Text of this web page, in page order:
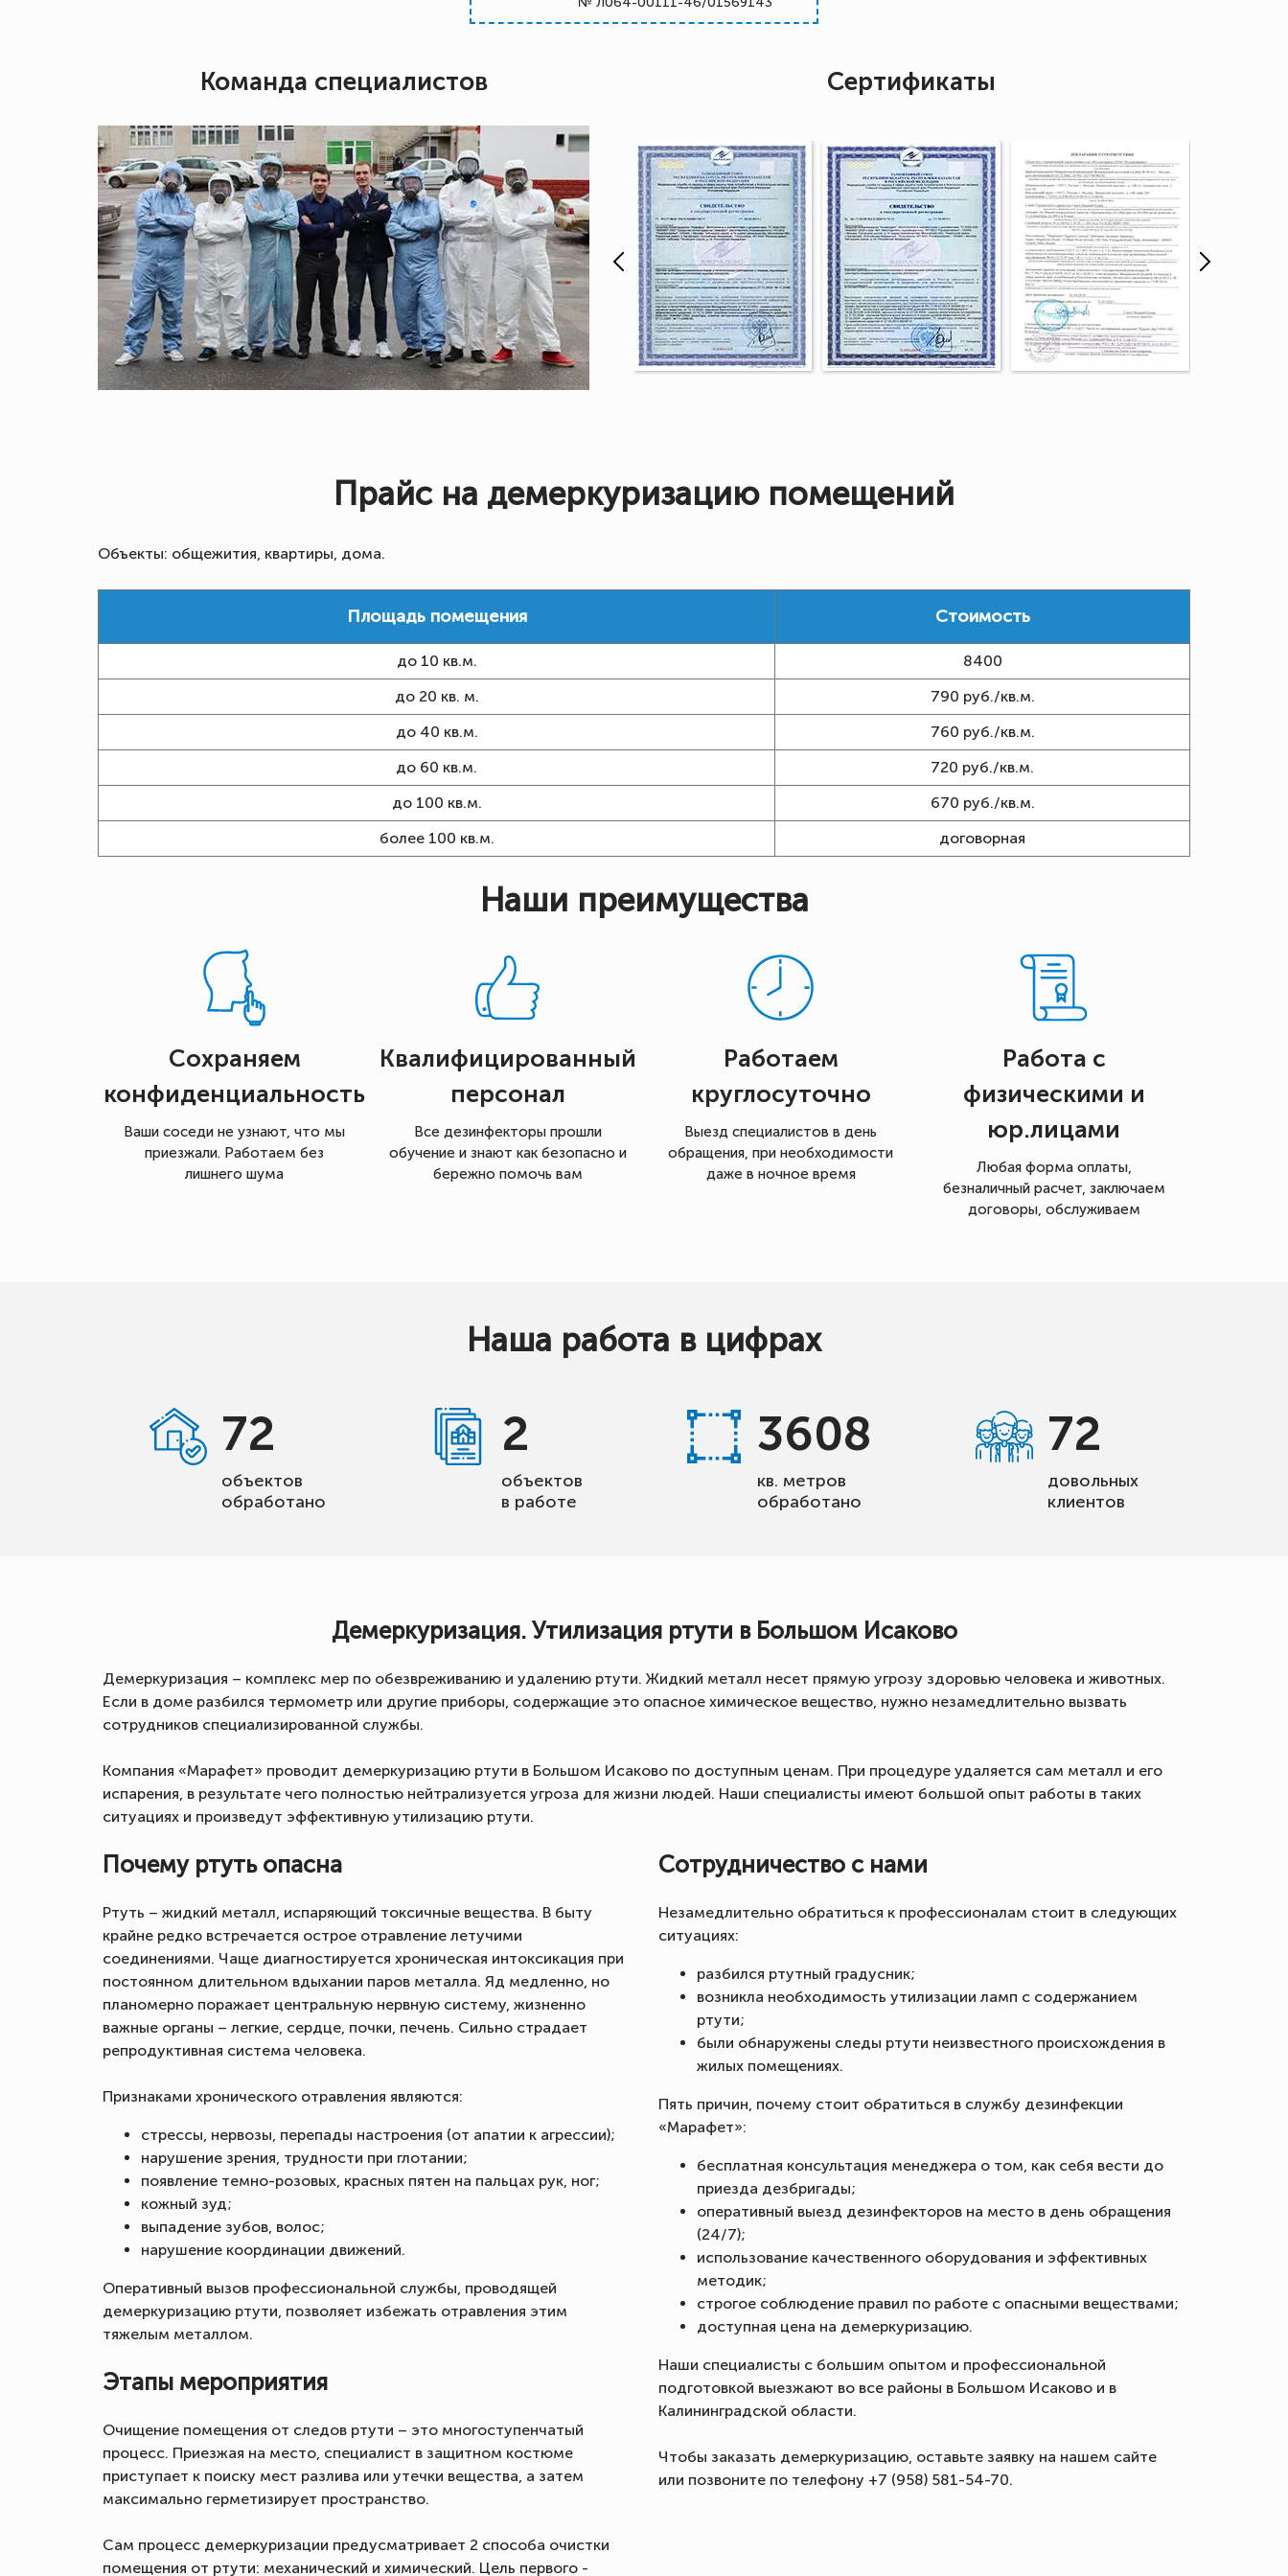
Команда специалистов Сертификаты
Прайс на демеркуризацию помещений
Объекты: общежития, квартиры, дома.
Площадь помещения Стоимость
до 10 кв.м.
8400
до 20 кв. м.
790 руб./кв.м.
до 40 кв.м.
760 руб./кв.м.
до 60 кв.м.
720 руб./кв.м.
до 100 кв.м.
670 руб./кв.м.
более 100 кв.м.
договорная
Наши преимущества
Сохраняем
конфиденциальность
Ваши соседи не узнают, что мы
приезжали. Работаем без
лишнего шума
Квалифицированный
персонал
Все дезинфекторы прошли
обучение и знают как безопасно и
бережно помочь вам
Работаем
круглосуточно
Выезд специалистов в день
обращения, при необходимости
даже в ночное время
Работа с
физическими и
юр.лицами
Любая форма оплаты,
безналичный расчет, заключаем
договоры, обслуживаем
Наша работа в цифрах
72
объектов
обработано
2
объектов
в работе
3608
кв. метров
обработано
72
довольных
клиентов
Демеркуризация. Утилизация ртути в Большом Исаково
Демеркуризация – комплекс мер по обезвреживанию и удалению ртути. Жидкий металл несет прямую угрозу здоровью человека и животных.
Если в доме разбился термометр или другие приборы, содержащие это опасное химическое вещество, нужно незамедлительно вызвать
сотрудников специализированной службы.
Компания «Марафет» проводит демеркуризацию ртути в Большом Исаково по доступным ценам. При процедуре удаляется сам металл и его
испарения, в результате чего полностью нейтрализуется угроза для жизни людей. Наши специалисты имеют большой опыт работы в таких
ситуациях и произведут эффективную утилизацию ртути.
Почему ртуть опасна
Ртуть – жидкий металл, испаряющий токсичные вещества. В быту
крайне редко встречается острое отравление летучими
соединениями. Чаще диагностируется хроническая интоксикация при
постоянном длительном вдыхании паров металла. Яд медленно, но
планомерно поражает центральную нервную систему, жизненно
важные органы – легкие, сердце, почки, печень. Сильно страдает
репродуктивная система человека.
Признаками хронического отравления являются:
стрессы, нервозы, перепады настроения (от апатии к агрессии);
нарушение зрения, трудности при глотании;
появление темно-розовых, красных пятен на пальцах рук, ног;
кожный зуд;
выпадение зубов, волос;
нарушение координации движений.
Оперативный вызов профессиональной службы, проводящей
демеркуризацию ртути, позволяет избежать отравления этим
тяжелым металлом.
Этапы мероприятия
Очищение помещения от следов ртути – это многоступенчатый
процесс. Приезжая на место, специалист в защитном костюме
приступает к поиску мест разлива или утечки вещества, а затем
максимально герметизирует пространство.
Сам процесс демеркуризации предусматривает 2 способа очистки
помещения от ртути: механический и химический. Цель первого -
Сотрудничество с нами
Незамедлительно обратиться к профессионалам стоит в следующих
ситуациях:
разбился ртутный градусник;
возникла необходимость утилизации ламп с содержанием
ртути;
были обнаружены следы ртути неизвестного происхождения в
жилых помещениях.
Пять причин, почему стоит обратиться в службу дезинфекции
«Марафет»:
бесплатная консультация менеджера о том, как себя вести до
приезда дезбригады;
оперативный выезд дезинфекторов на место в день обращения
(24/7);
использование качественного оборудования и эффективных
методик;
строгое соблюдение правил по работе с опасными веществами;
доступная цена на демеркуризацию.
Наши специалисты с большим опытом и профессиональной
подготовкой выезжают во все районы в Большом Исаково и в
Калининградской области.
Чтобы заказать демеркуризацию, оставьте заявку на нашем сайте
или позвоните по телефону +7 (958) 581-54-70.